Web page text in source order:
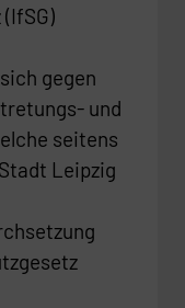
gegen
und
seitens
Leipzig